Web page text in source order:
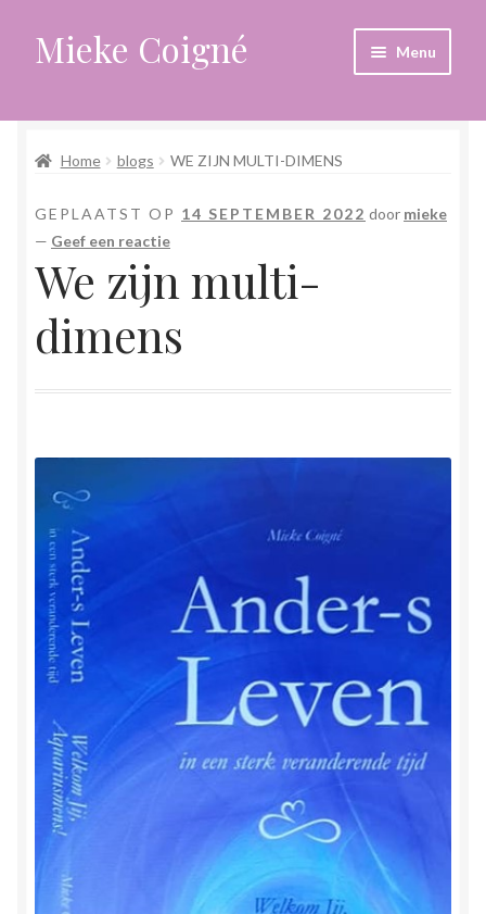
Ga
door
navigatie
Ga
naar
inhoud
Mieke Coigné Menu
Afrekenen
Algemene voorwaarden
Anders leven in een sterk veranderende tijd
Bewust omgaan met hoog gevoeligheid
Blogs
Herinner wie je werkelijk bent
Magische helende verhalen ©Mieke
Mijn account
Mindfulness en Hartcoherentie
Narcisme
Nieuw boek ‘Pareltjes in de Oceaan.’ Meditatieve haiku’s
in woord en beeld
Priesteressen van Isis- Hal der Zuilen
Home blogs WE ZIJN MULTI-DIMENS
GEPLAATST OP 14 SEPTEMBER 2022 door mieke
— Geef een reactie
We zijn multi-
dimens